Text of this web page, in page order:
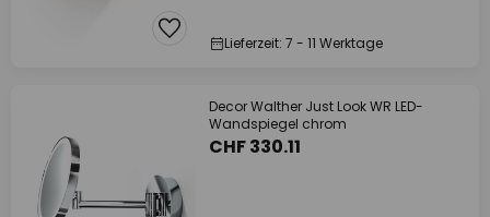
Lieferzeit: 7 - 11 Werktage
Decor Walther Just Look WR LED-
Wandspiegel chrom
CHF 330.11